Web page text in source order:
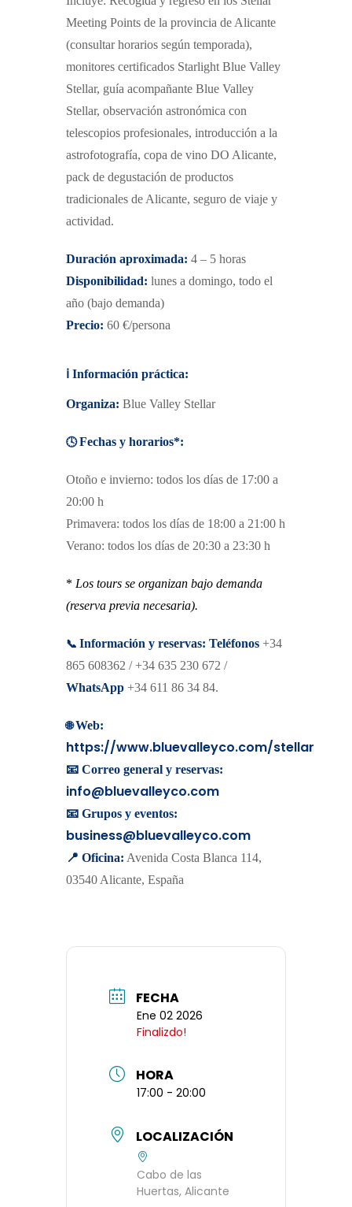
Meeting Points de la provincia de Alicante
(consultar horarios según temporada),
monitores certificados Starlight Blue Valley
Stellar, guía acompañante Blue Valley
Stellar, observación astronómica con
telescopios profesionales, introducción a la
astrofotografía, copa de vino DO Alicante,
pack de degustación de productos
tradicionales de Alicante, seguro de viaje y
actividad.
Duración aproximada: 4 – 5 horas
Disponibilidad: lunes a domingo, todo el
año (bajo demanda)
Precio: 60 €/persona
ℹ️ Información práctica:
Organiza: Blue Valley Stellar
🕓Fechas y horarios*:
Otoño e invierno: todos los días de 17:00 a
20:00 h
Primavera: todos los días de 18:00 a 21:00 h
Verano: todos los días de 20:30 a 23:30 h
* Los tours se organizan bajo demanda
(reserva previa necesaria).
📞 Información y reservas: Teléfonos +34
865 608362 / +34 635 230 672 /
WhatsApp +34 611 86 34 84.
🌐Web:
https://www.bluevalleyco.com/stellar
📧 Correo general y reservas:
info@bluevalleyco.com
📧 Grupos y eventos:
business@bluevalleyco.com
📍 Oficina: Avenida Costa Blanca 114,
03540 Alicante, España
FECHA
Ene 02 2026
Finalizdo!
HORA
17:00 - 20:00
LOCALIZACIÓN
Cabo de las
Huertas, Alicante